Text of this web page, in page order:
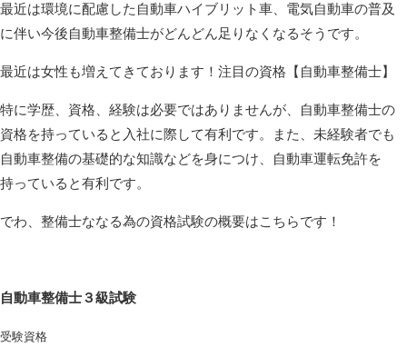
最近は環境に配慮した自動車ハイブリット車、電気自動車の普及
に伴い今後自動車整備士がどんどん足りなくなるそうです。
最近は女性も増えてきております！注目の資格【自動車整備士】
特に学歴、資格、経験は必要ではありませんが、自動車整備士の
資格を持っていると入社に際して有利です。また、未経験者でも
自動車整備の基礎的な知識などを身につけ、自動車運転免許を
持っていると有利です。
でわ、整備士ななる為の資格試験の概要はこちらです！
自動車整備士３級試験
受験資格